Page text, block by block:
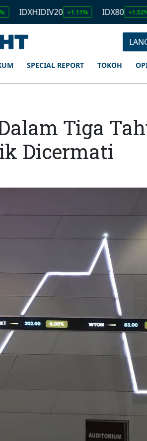
+1.11% IDX80 +1.52%
SPECIAL REPORT TOKOH
Tiga
Dicermati